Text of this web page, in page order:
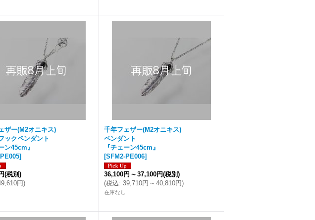
ザー(M2オニキス)
ックペンダント
ン45cm』
]
(税別)
円)
千年フェザー(M2オニキス)
ペンダント
『チェーン45cm』
[SFM2-PE006]
36,100円 ～ 37,100円(税別)
(税込: 39,710円 ～ 40,810円)
在庫なし